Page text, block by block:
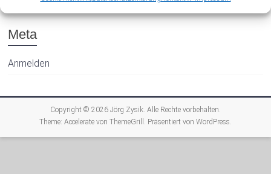
Meta
Anmelden
Copyright © 2026 Jörg Zysik. Alle Rechte vorbehalten.
Theme: Acceleratevon ThemeGrill. Präsentiert von WordPress.